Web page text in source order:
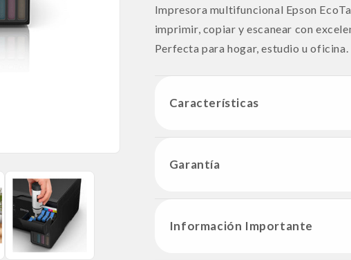
Impresora multifuncional Epson
imprimir, copiar y escanear con
Perfecta para hogar, estudio u oficina.
Características
Garantía
Información Importante